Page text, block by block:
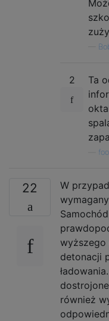
2
Ta
22
W
wyższego
detonacji
również